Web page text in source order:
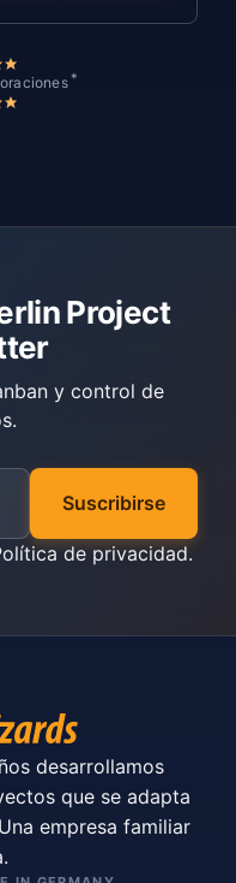
*
Project
y control de
Suscribirse
de privacidad.
desarrollamos
que se adapta
empresa familiar